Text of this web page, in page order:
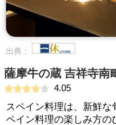
出典：
薩摩牛の蔵 吉祥寺南
4.05
スペイン料理は、新鮮
ペイン料理の楽しみ方の